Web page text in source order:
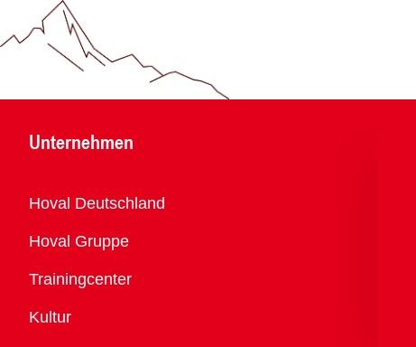
Unternehmen
Übersicht
Hoval Deutschland
Hoval Gruppe
Trainingcenter
Kultur